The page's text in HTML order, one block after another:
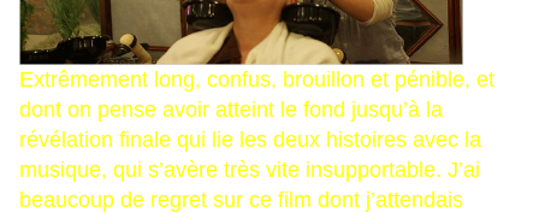
Extrêmement long, confus, brouillon et pénible, et
dont on pense avoir atteint le fond jusqu’à la
révélation finale qui lie les deux histoires avec la
musique, qui s’avère très vite insupportable. J’ai
beaucoup de regret sur ce film dont j’attendais